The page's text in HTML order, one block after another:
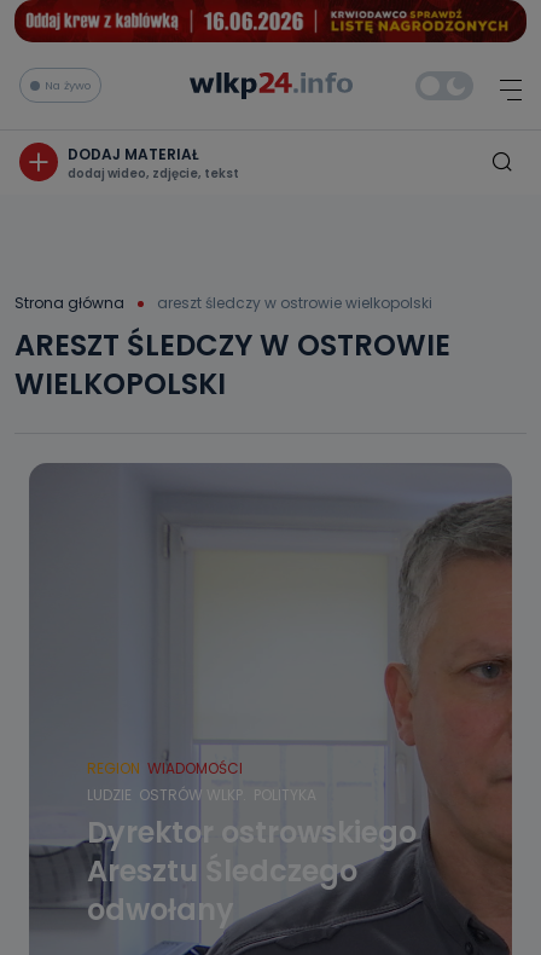
Na żywo
DODAJ MATERIAŁ
dodaj wideo, zdjęcie, tekst
Strona główna areszt śledczy w ostrowie wielkopolski
ARESZT ŚLEDCZY W OSTROWIE
WIELKOPOLSKI
REGION WIADOMOŚCI
LUDZIE OSTRÓW WLKP. POLITYKA
Dyrektor ostrowskiego
Aresztu Śledczego
odwołany